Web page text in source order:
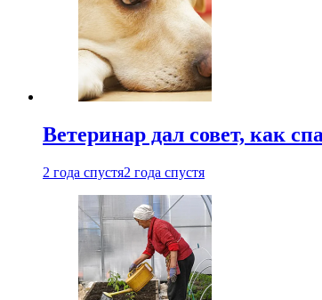
Ветеринар дал совет, как
2 года спустя2 года спустя